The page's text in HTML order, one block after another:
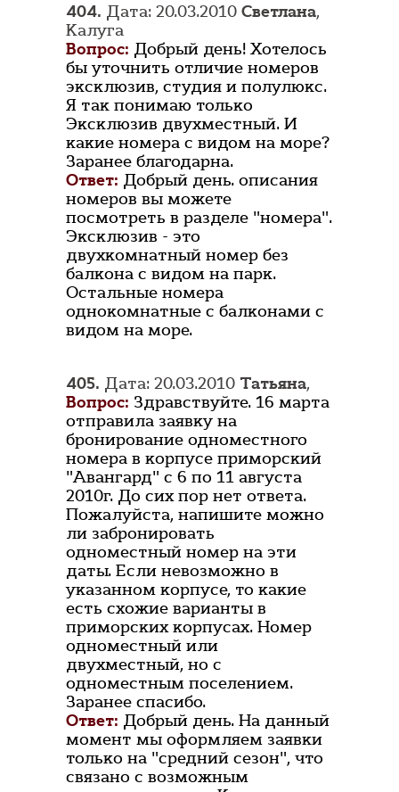
404. Дата: 20.03.2010 Светлана,
Калуга
Вопрос: Добрый день! Хотелось
бы уточнить отличие номеров
эксклюзив, студия и полулюкс.
Я так понимаю только
Эксклюзив двухместный. И
какие номера с видом на море?
Заранее благодарна.
Ответ: Добрый день. описания
номеров вы можете
посмотреть в разделе "номера".
Эксклюзив - это
двухкомнатный номер без
балкона с видом на парк.
Остальные номера
однокомнатные с балконами с
видом на море.
405. Дата: 20.03.2010 Татьяна,
Вопрос: Здравствуйте. 16 марта
отправила заявку на
бронирование одноместного
номера в корпусе приморский
"Авангард" с 6 по 11 августа
2010г. До сих пор нет ответа.
Пожалуйста, напишите можно
ли забронировать
одноместный номер на эти
даты. Если невозможно в
указанном корпусе, то какие
есть схожие варианты в
приморских корпусах. Номер
одноместный или
двухместный, но с
одноместным поселением.
Заранее спасибо.
Ответ: Добрый день. На данный
момент мы оформляем заявки
только на "средний сезон", что
связано с возможным